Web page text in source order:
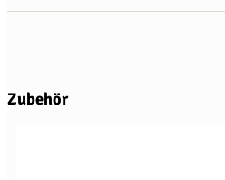
Produktgalerie überspringen
Zubehör